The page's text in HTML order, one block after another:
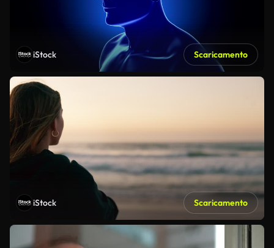
iStock Scaricamento
iStock Scaricamento